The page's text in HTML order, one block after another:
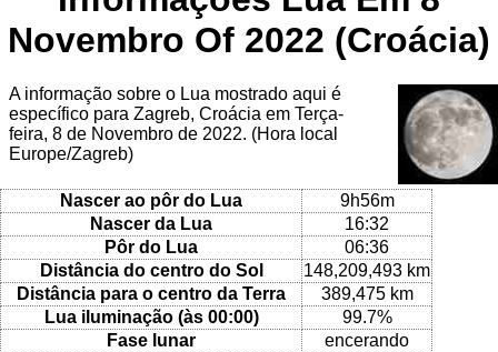
Novembro Of 2022 (Croácia)
A informação sobre o Lua mostrado aqui é
específico para Zagreb, Croácia em Terça-
feira, 8 de Novembro de 2022. (Hora local
Europe/Zagreb)
Nascer ao pôr do Lua
9h56m
Nascer da Lua
16:32
Pôr do Lua
06:36
Distância do centro do Sol
148,209,493 km
Distância para o centro da Terra
389,475 km
Lua iluminação (às 00:00)
99.7%
Fase lunar
encerando